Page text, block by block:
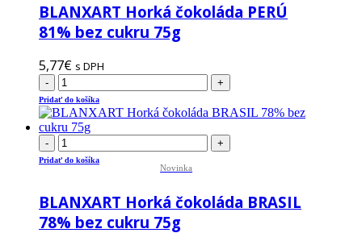
BLANXART Horká čokoláda PERÚ
81% bez cukru 75g
5,77€ s DPH
- +
Pridať do košíka
- +
Pridať do košíka
Novinka
BLANXART Horká čokoláda BRASIL
78% bez cukru 75g